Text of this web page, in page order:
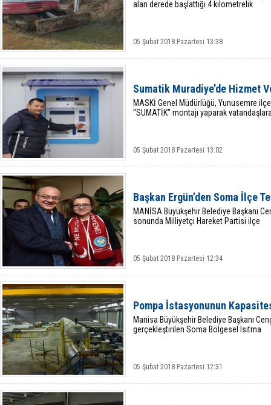
alan derede başlattığı 4 kilometrelik
05 Şubat 2018 Pazartesi 13:38
Sumatik Muradiye’de Hizmet
MASKİ Genel Müdürlüğü, Yunusemre
“SUMATİK” montajı yaparak
05 Şubat 2018 Pazartesi 13:02
Başkan Ergün’den Soma İlçe
MANİSA Büyükşehir Belediye Başkanı
sonunda Milliyetçi Hareket Partisi ilçe
05 Şubat 2018 Pazartesi 12:34
Pompa İstasyonunun
Manisa Büyükşehir Belediye Başkanı
gerçekleştirilen Soma Bölgesel Isıtma
05 Şubat 2018 Pazartesi 12:31